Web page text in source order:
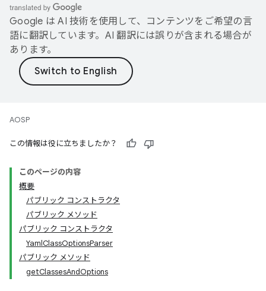
Google は AI 技術を使用して、コンテンツをご希望の言
語に翻訳しています。AI 翻訳には誤りが含まれる場合が
あります。
AOSP
この情報は役に立ちましたか？
このページの内容
概要
パブリック コンストラクタ
パブリック メソッド
パブリック コンストラクタ
YamlClassOptionsParser
パブリック メソッド
getClassesAndOptions